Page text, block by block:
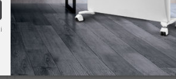
home KSD 4.8-0.5/Cu / 50
Neizolovana kabelska stopica
Bakrena konstrukcija za pouzdanost
Dimenzije 4.8 x 0.5 mm
Koristi se na vodičima promjera 0.5 - 1 mm²
Pakiranje od 50 komada